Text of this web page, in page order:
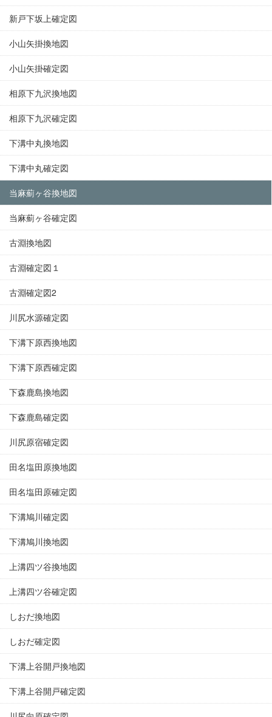
新戸下坂上確定図
小山矢掛換地図
小山矢掛確定図
相原下九沢換地図
相原下九沢確定図
下溝中丸換地図
下溝中丸確定図
当麻薊ヶ谷換地図
当麻薊ヶ谷確定図
古淵換地図
古淵確定図１
古淵確定図2
川尻水源確定図
下溝下原西換地図
下溝下原西確定図
下森鹿島換地図
下森鹿島確定図
川尻原宿確定図
田名塩田原換地図
田名塩田原確定図
下溝鳩川確定図
下溝鳩川換地図
上溝四ツ谷換地図
上溝四ツ谷確定図
しおだ換地図
しおだ確定図
下溝上谷開戸換地図
下溝上谷開戸確定図